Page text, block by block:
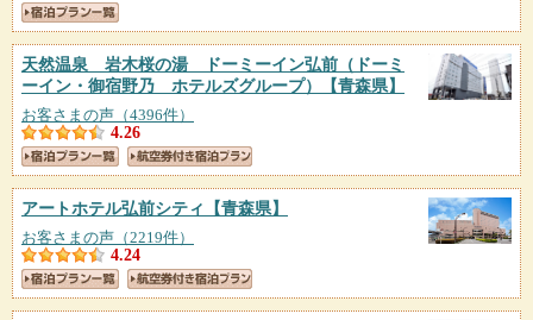
天然温泉 岩木桜の湯 ドーミーイン弘前（ドーミ
ーイン・御宿野乃 ホテルズグループ）
【青森県】
お客さまの声（4396件）
4.26
アートホテル弘前シティ 【青森県】
お客さまの声（2219件）
4.24